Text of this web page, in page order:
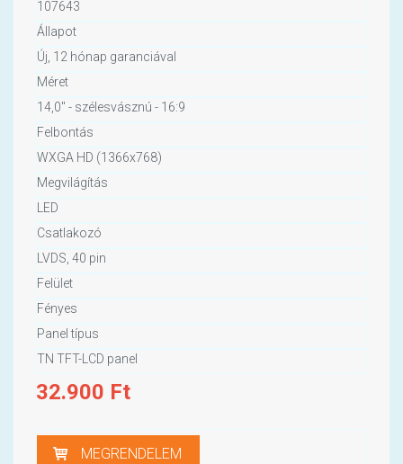
107643
Állapot
Új, 12 hónap garanciával
Méret
14,0" - szélesvásznú - 16:9
Felbontás
WXGA HD (1366x768)
Megvilágítás
LED
Csatlakozó
LVDS, 40 pin
Felület
Fényes
Panel típus
TN TFT-LCD panel
32.900 Ft
MEGRENDELEM